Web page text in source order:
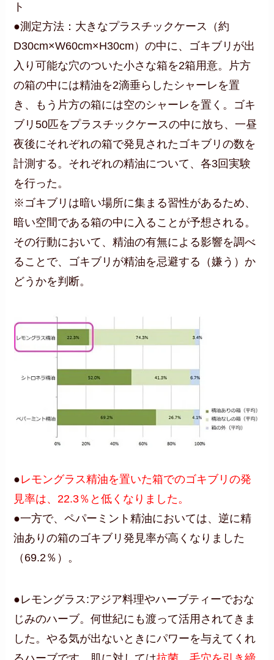
ト
●測定方法：大きなプラスチックケース（約
D30cm×W60cm×H30cm）の中に、ゴキブリが出
入り可能な穴のついた小さな箱を2箱用意。片方
の箱の中には精油を2滴垂らしたシャーレを置
き、もう片方の箱には空のシャーレを置く。ゴキ
ブリ50匹をプラスチックケースの中に放ち、一昼
夜後にそれぞれの箱で発見されたゴキブリの数を
計測する。それぞれの精油について、各3回実験
を行った。
※ゴキブリは暗い場所に集まる習性があるため、
暗い空間である箱の中に入ることが予想される。
その行動において、精油の有無による影響を調べ
ることで、ゴキブリが精油を忌避する（嫌う）か
どうかを判断。
●レモングラス精油を置いた箱でのゴキブリの発
見率は、22.3％と低くなりました。
●一方で、ペパーミント精油においては、逆に精
油ありの箱のゴキブリ発見率が高くなりました
（69.2％）。
●レモングラス:アジア料理やハーブティーでおな
じみのハーブ。何世紀にも渡って活用されてきま
した。やる気が出ないときにパワーを与えてくれ